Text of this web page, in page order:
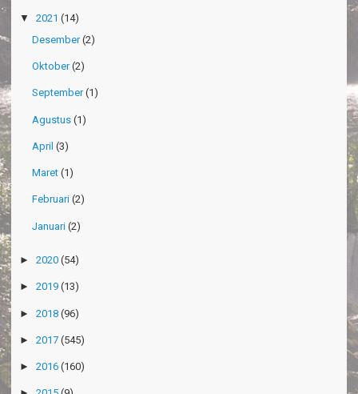
Desember
Oktober(2)
September
Agustus(1)
April(3)
Maret(1)
Februari(2)
Januari(2)
►2020(54)
► 2019 (13)
► 2018 (96)
► 2017 (545)
► 2016 (160)
► 2015 (9)